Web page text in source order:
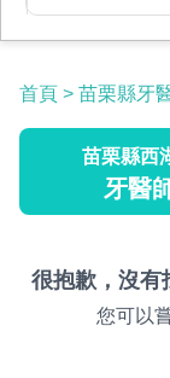
首頁 > 苗栗縣牙
苗栗縣西
牙醫
很抱歉，沒有
您可以